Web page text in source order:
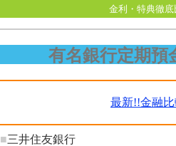
金利・特典徹底
有名銀行定期預
最新!!金融比
■三井住友銀行